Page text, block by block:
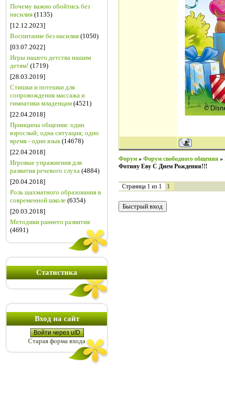
Почему важно обойтись без
насилия (1135)
[12.12.2023]
Воспитание без насилия (1050)
[03.07.2022]
Игры нашего детства нашим
детям! (1719)
[28.03.2019]
Стишки и потешки для
сопровождения массажа и
гимнатики младенцам (4521)
[22.04.2018]
Принципы общения: один
взрослый; одна ситуация; одно
время - один язык(14678)
[22.04.2018]
Игровые упражнения для
развития речевого слуха (4884)
[20.04.2018]
Роль шахматного образования в
современной школе (6354)
[20.03.2018]
Методики раннего развития
(4691)
Статистика
Вход на сайт
Войти через uID
Старая форма входа
Форум » Форум свободного общения »
Фотину Еву С Днем Рождения!!!
Страница 1 из 1 1